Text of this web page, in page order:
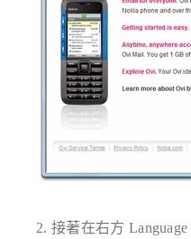
2. 接著在右方 Language